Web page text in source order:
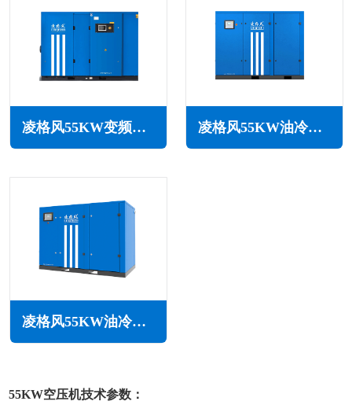
凌格风55KW变频低压空压机LSV LP系列 凌格风55KW油冷永磁变频空压机LOH系列
凌格风55KW油冷永磁变频空压机LSH系列
55KW空压机技术参数：